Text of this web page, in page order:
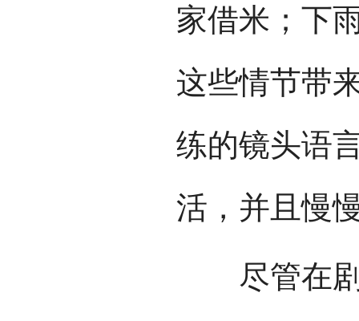
家借米；下
这些情节带
练的镜头语
活，并且慢
尽管在剧